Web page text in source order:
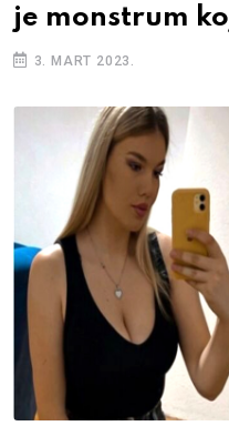
je monstrum
3. MART 2023.